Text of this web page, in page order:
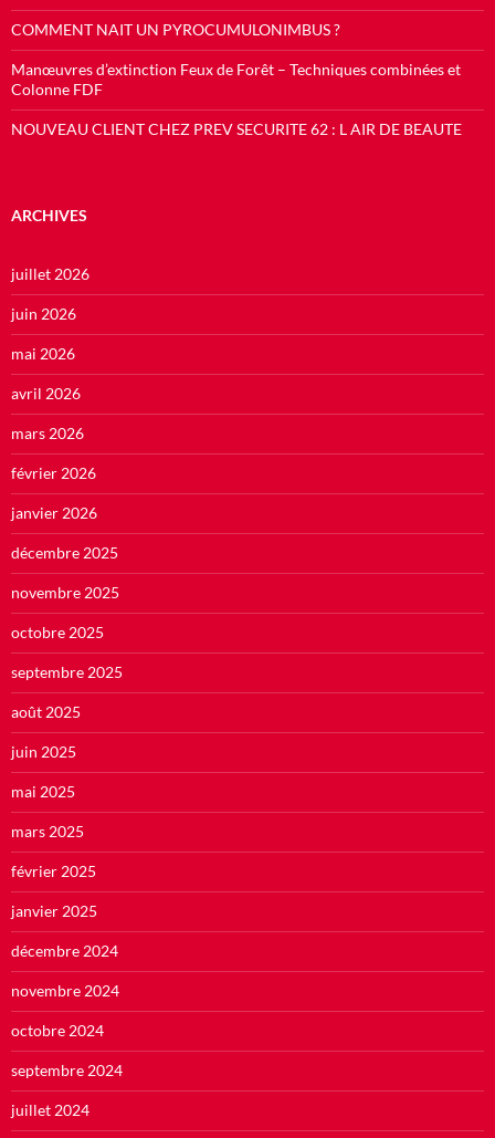
COMMENT NAIT UN PYROCUMULONIMBUS ?
Manœuvres d’extinction Feux de Forêt – Techniques combinées et
Colonne FDF
NOUVEAU CLIENT CHEZ PREV SECURITE 62 : L AIR DE BEAUTE
ARCHIVES
juillet 2026
juin 2026
mai 2026
avril 2026
mars 2026
février 2026
janvier 2026
décembre 2025
novembre 2025
octobre 2025
septembre 2025
août 2025
juin 2025
mai 2025
mars 2025
février 2025
janvier 2025
décembre 2024
novembre 2024
octobre 2024
septembre 2024
juillet 2024